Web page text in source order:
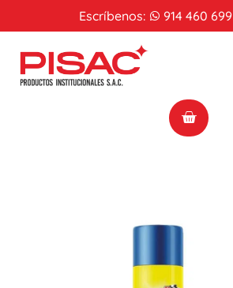
Escríbenos: 914 460 699